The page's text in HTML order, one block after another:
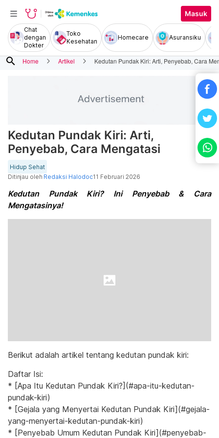
Masuk
Chat
dengan
Dokter
Toko
Kesehatan
Homecare Asuransiku
search Home Artikel Kedutan Pundak Kiri: Arti, Penyebab, Cara
Kedutan Pundak Kiri: Arti,
Penyebab, Cara Mengatasi
Hidup Sehat
Ditinjau oleh Redaksi Halodoc11 Februari 2026
Kedutan Pundak Kiri? Ini Penyebab & Cara
Mengatasinya!
Berikut adalah artikel tentang kedutan pundak kiri:
Daftar Isi:
* [Apa Itu Kedutan Pundak Kiri?](#apa-itu-kedutan-
pundak-kiri)
* [Gejala yang Menyertai Kedutan Pundak Kiri](#gejala-
yang-menyertai-kedutan-pundak-kiri)
* [Penyebab Umum Kedutan Pundak Kiri](#penyebab-